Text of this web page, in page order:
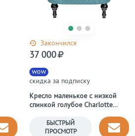
Закончился
Кресло маленькое с низкой
спинкой голубое Charlotte
wow
скидка за подписку
37 000
БЫСТРЫЙ
ПРОСМОТР